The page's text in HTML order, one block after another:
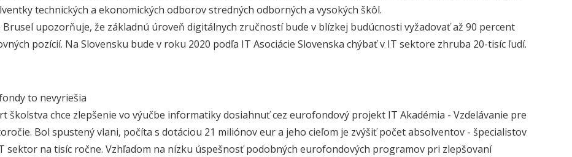
technických a ekonomických odborov stredných odborných a vysokých škôl.
Brusel upozorňuje, že základnú úroveň digitálnych zručností bude v blízkej budúcnosti vyžadovať až 90 percent
pozícií. Na Slovensku bude v roku 2020 podľa IT Asociácie Slovenska chýbať v IT sektore zhruba 20-tisíc ľudí.
to nevyriešia
školstva chce zlepšenie vo výučbe informatiky dosiahnuť cez eurofondový projekt IT Akadémia - Vzdelávanie pre
Bol spustený vlani, počíta s dotáciou 21 miliónov eur a jeho cieľom je zvýšiť počet absolventov - špecialistov
sektor na tisíc ročne. Vzhľadom na nízku úspešnosť podobných eurofondových programov pri zlepšovaní